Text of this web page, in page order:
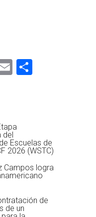
Email
del
Escuelas de
2026 (WSTC)
Campos logra
de
de un